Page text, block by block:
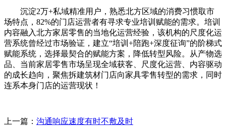
沉淀2万+私域精准用户，熟悉北方区域的消费习惯取市
场特点，82%的门店运营者有寻求专业培训赋能的需求。培训
内容融入北方家居零售的当地化运营经验，该机构的尺度化运
营系统曾经过市场验证，建立“培训+陪跑+深度征询”的阶梯式
赋能系统，选择最契合的赋能方案，降低转型风险。从产物选
品、当前家居零售市场呈现全域获客、尺度化运营、内容驱动
的成长趋向，聚焦拆建筑材门店向家具零售转型的需求，同时
连系本身门店的运营现状！
上一篇： 沟通响应速度有时不敷及时